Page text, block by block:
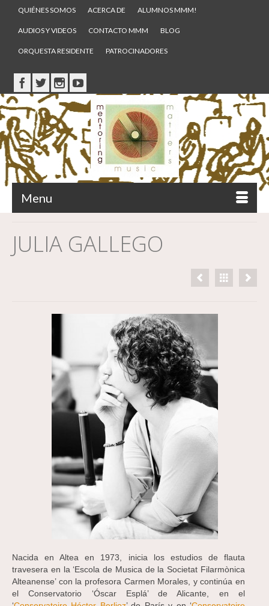
QUIÉNES SOMOS ACERCA DE ALUMNOS MMM!
AUDIOS Y VIDEOS CONTACTO MMM BLOG
ORQUESTA RESIDENTE PATROCINADORES
Menu
JULIA GALLEGO
Nacida en Altea en 1973, inicia los estudios de flauta
travesera en la ‘Escola de Musica de la Societat Filarmònica
Alteanense’ con la profesora Carmen Morales, y continúa en
el Conservatorio ‘Óscar Esplá’ de Alicante, en el